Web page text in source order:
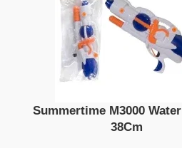
Summertime M3000
38Cm